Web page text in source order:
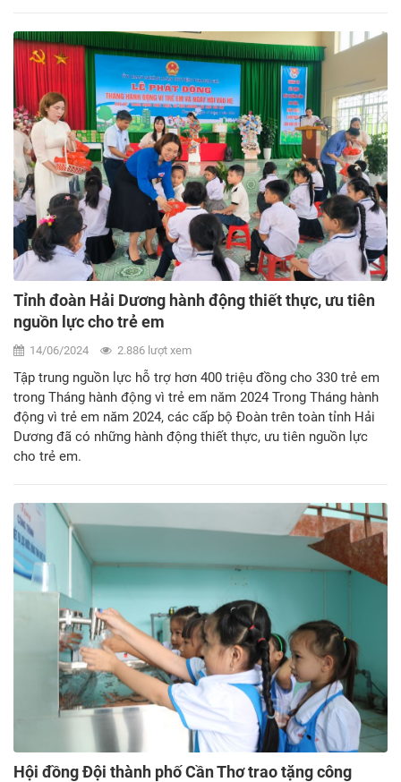
xã, thành phố trên địa bàn toàn tỉnh.
Tỉnh đoàn Hải Dương hành động thiết thực, ưu tiên
nguồn lực cho trẻ em
14/06/2024 2.886 lượt xem
Tập trung nguồn lực hỗ trợ hơn 400 triệu đồng cho 330 trẻ em
trong Tháng hành động vì trẻ em năm 2024 Trong Tháng hành
động vì trẻ em năm 2024, các cấp bộ Đoàn trên toàn tỉnh Hải
Dương đã có những hành động thiết thực, ưu tiên nguồn lực
cho trẻ em.
Hội đồng Đội thành phố Cần Thơ trao tặng công